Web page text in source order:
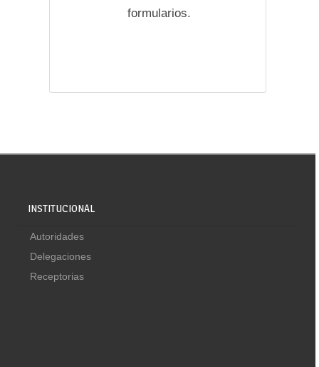
formularios.
INSTITUCIONAL
Autoridades
Delegaciones
Receptorias